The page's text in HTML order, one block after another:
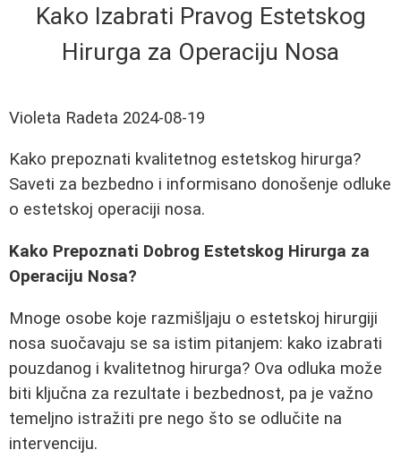
Kako Izabrati Pravog Estetskog
Hirurga za Operaciju Nosa
Violeta Radeta 2024-08-19
Kako prepoznati kvalitetnog estetskog hirurga?
Saveti za bezbedno i informisano donošenje odluke
o estetskoj operaciji nosa.
Kako Prepoznati Dobrog Estetskog Hirurga za
Operaciju Nosa?
Mnoge osobe koje razmišljaju o estetskoj hirurgiji
nosa suočavaju se sa istim pitanjem: kako izabrati
pouzdanog i kvalitetnog hirurga? Ova odluka može
biti ključna za rezultate i bezbednost, pa je važno
temeljno istražiti pre nego što se odlučite na
intervenciju.